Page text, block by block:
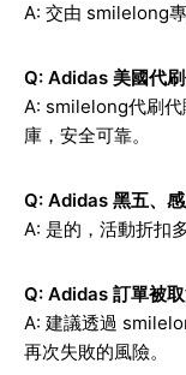
A: 交由 smilelong
Q: Adidas 美國代
A: smilelong代刷代
庫，安全可靠。
Q: Adidas 黑五、
A: 是的，活動折扣
Q: Adidas 訂單被
A: 建議透過
再次失敗的風險。